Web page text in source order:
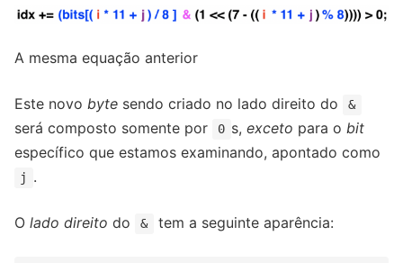
A mesma equação anterior
Este novo byte sendo criado no lado direito do &
será composto somente por 0 s, exceto para o bit
específico que estamos examinando, apontado como
j .
O lado direito do & tem a seguinte aparência: